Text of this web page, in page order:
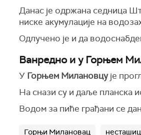
Данас је одржана седница
ниске акумулације на
Одлучено је и да
Ванредно и у Горњем
У Горњем Милановцује
На снази су и даље планска
Водом за пиће грађани се
Горњи Милановац